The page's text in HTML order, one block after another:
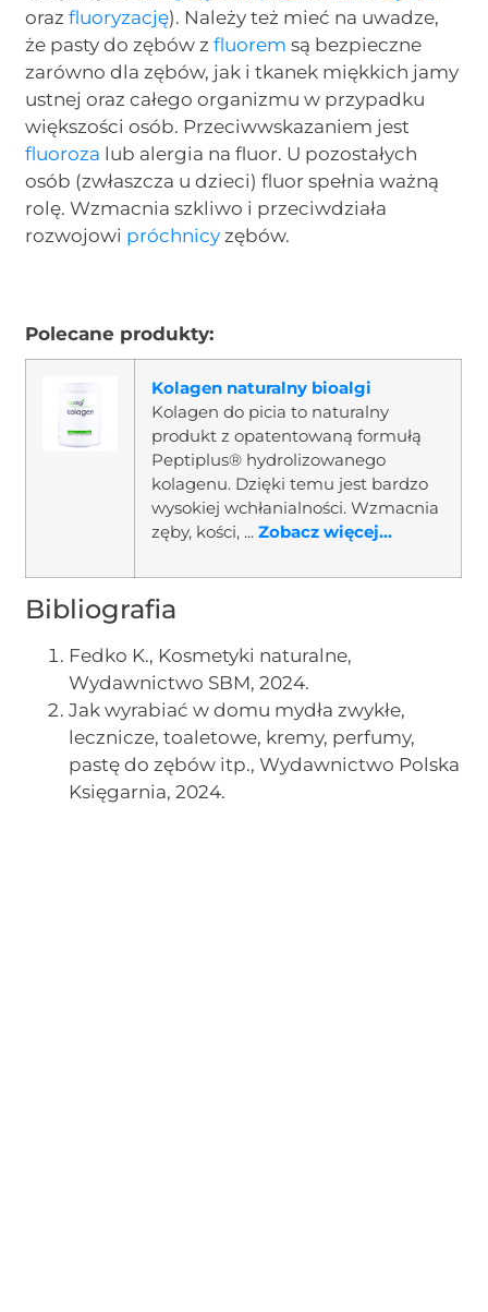
orazfluoryzację). Należy też mieć na uwadze,
że pasty do zębów zfluorem są bezpieczne
zarówno dla zębów, jak i tkanek miękkich jamy
ustnej oraz całego organizmu w przypadku
większości osób. Przeciwwskazaniem jest
fluoroza lub alergia na fluor. U pozostałych
osób (zwłaszcza u dzieci) fluor spełnia ważną
rolę. Wzmacnia szkliwo i przeciwdziała
rozwojowi próchnicy zębów.
Polecane produkty:
Kolagen naturalny bioalgi
Kolagen do picia to naturalny
produkt z opatentowaną formułą
Peptiplus® hydrolizowanego
kolagenu. Dzięki temu jest bardzo
wysokiej wchłanialności. Wzmacnia
zęby, kości, ...Zobacz więcej...
Bibliografia
Fedko K., Kosmetyki naturalne,
Wydawnictwo SBM, 2024.
Jak wyrabiać w domu mydła zwykłe,
lecznicze, toaletowe, kremy, perfumy,
pastę do zębów itp., Wydawnictwo Polska
Księgarnia, 2024.